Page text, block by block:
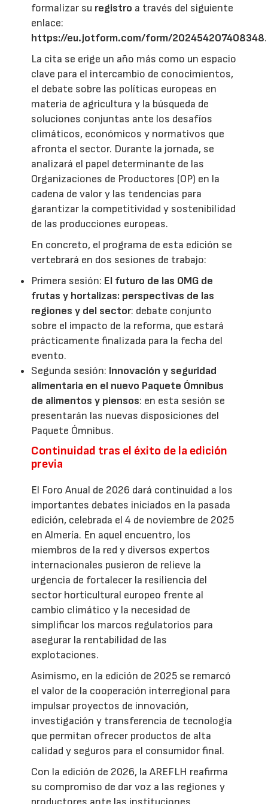
formalizar su registro a través del siguiente
enlace:
https://eu.jotform.com/form/202454207408348.
La cita se erige un año más como un espacio
clave para el intercambio de conocimientos,
el debate sobre las políticas europeas en
materia de agricultura y la búsqueda de
soluciones conjuntas ante los desafíos
climáticos, económicos y normativos que
afronta el sector. Durante la jornada, se
analizará el papel determinante de las
Organizaciones de Productores (OP) en la
cadena de valor y las tendencias para
garantizar la competitividad y sostenibilidad
de las producciones europeas.
En concreto, el programa de esta edición se
vertebrará en dos sesiones de trabajo:
Primera sesión: El futuro de las OMG de
frutas y hortalizas: perspectivas de las
regiones y del sector: debate conjunto
sobre el impacto de la reforma, que estará
prácticamente finalizada para la fecha del
evento.
Segunda sesión: Innovación y seguridad
alimentaria en el nuevo Paquete Ómnibus
de alimentos y piensos: en esta sesión se
presentarán las nuevas disposiciones del
Paquete Ómnibus.
Continuidad tras el éxito de la edición
previa
El Foro Anual de 2026 dará continuidad a los
importantes debates iniciados en la pasada
edición, celebrada el 4 de noviembre de 2025
en Almería. En aquel encuentro, los
miembros de la red y diversos expertos
internacionales pusieron de relieve la
urgencia de fortalecer la resiliencia del
sector horticultural europeo frente al
cambio climático y la necesidad de
simplificar los marcos regulatorios para
asegurar la rentabilidad de las
explotaciones.
Asimismo, en la edición de 2025 se remarcó
el valor de la cooperación interregional para
impulsar proyectos de innovación,
investigación y transferencia de tecnología
que permitan ofrecer productos de alta
calidad y seguros para el consumidor final.
Con la edición de 2026, la AREFLH reafirma
su compromiso de dar voz a las regiones y